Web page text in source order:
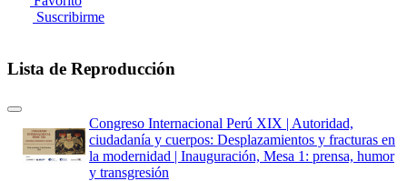
Suscribirme
Lista de Reproducción
Congreso Internacional Perú XIX | Autoridad,
ciudadanía y cuerpos: Desplazamientos y fracturas en
la modernidad | Inauguración, Mesa 1: prensa, humor
y transgresión